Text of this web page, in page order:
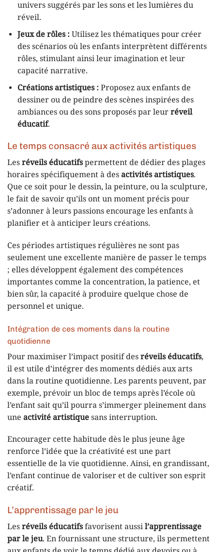
univers suggérés par les sons et les lumières du
réveil.
Jeux de rôles : Utilisez les thématiques pour créer
des scénarios où les enfants interprètent différents
rôles, stimulant ainsi leur imagination et leur
capacité narrative.
Créations artistiques : Proposez aux enfants de
dessiner ou de peindre des scènes inspirées des
ambiances ou des sons proposés par leurréveil
éducatif.
Le temps consacré aux activités artistiques
Lesréveils éducatifspermettent de dédier des plages
horaires spécifiquement à desactivités artistiques.
Que ce soit pour le dessin, la peinture, ou la sculpture,
le fait de savoir qu’ils ont un moment précis pour
s’adonner à leurs passions encourage les enfants à
planifier et à anticiper leurs créations.
Ces périodes artistiques régulières ne sont pas
seulement une excellente manière de passer le temps
; elles développent également des compétences
importantes comme la concentration, la patience, et
bien sûr, la capacité à produire quelque chose de
personnel et unique.
Intégration de ces moments dans la routine
quotidienne
Pour maximiser l’impact positif desréveils éducatifs,
il est utile d’intégrer des moments dédiés aux arts
dans la routine quotidienne. Les parents peuvent, par
exemple, prévoir un bloc de temps après l’école où
l’enfant sait qu’il pourra s’immerger pleinement dans
une activité artistiquesans interruption.
Encourager cette habitude dès le plus jeune âge
renforce l’idée que la créativité est une part
essentielle de la vie quotidienne. Ainsi, en grandissant,
l’enfant continue de valoriser et de cultiver son esprit
créatif.
L’apprentissage par le jeu
Lesréveils éducatifsfavorisent aussil’apprentissage
par le jeu. En fournissant une structure, ils permettent